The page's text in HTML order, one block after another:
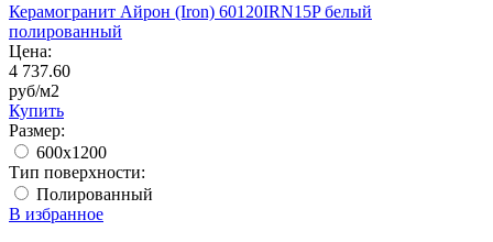
Керамогранит Айрон (Iron) 60120IRN15P белый
полированный
Цена:
4 737.60
руб/м2
Купить
Размер:
600x1200
Тип поверхности:
Полированный
В избранное